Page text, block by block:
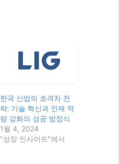
한국 산업의 초격차 전
략: 기술 혁신과 인재 역
량 강화의 성공 방정식
1월 4, 2024
"성장 인사이트"에서